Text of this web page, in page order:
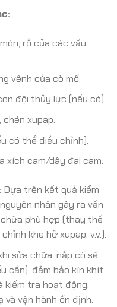
rỗ của các vấu
vênh của cò mổ.
đội thủy lực (nếu có).
chén xupap.
có thể điều chỉnh).
xích cam/dây đai cam.
Dựa trên kết quả kiểm
nhân gây ra vấn
phù hợp (thay thế
khe hở xupap, v.v.).
sửa chữa, nắp cò sẽ
cần), đảm bảo kín khít.
kiểm tra hoạt động,
và vận hành ổn định.